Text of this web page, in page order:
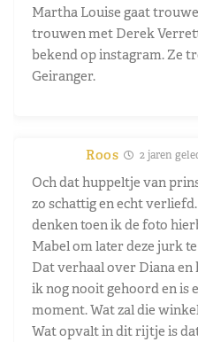
Martha Louise gaat
trouwen met Derek
bekend op instagram. Ze
Geiranger.
Roos 2 jaren
Och dat huppeltje van
zo schattig en echt
denken toen ik de foto
Mabel om later deze jurk
Dat verhaal over Diana
ik nog nooit gehoord en is
moment. Wat zal die
Wat opvalt in dit rijtje is